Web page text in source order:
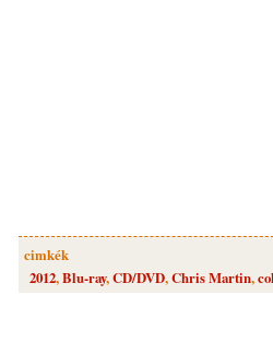
cimkék
2012,Blu-ray,CD/DVD,Chris Martin,